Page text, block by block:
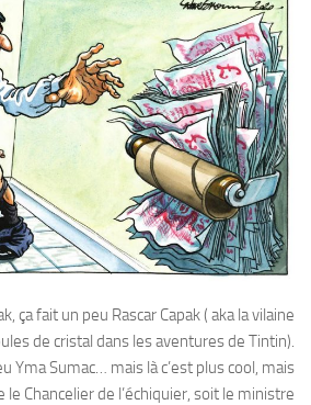
ça fait un peu Rascar Capak ( aka la vilaine
de cristal dans les aventures de Tintin).
Yma Sumac… mais là c’est plus cool, mais
Chancelier de l’échiquier, soit le ministre